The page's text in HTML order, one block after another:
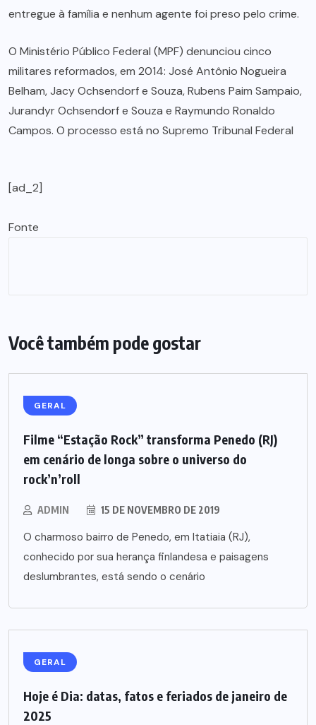
entregue à família e nenhum agente foi preso pelo crime.
O Ministério Público Federal (MPF) denunciou cinco
militares reformados, em 2014: José Antônio Nogueira
Belham, Jacy Ochsendorf e Souza, Rubens Paim Sampaio,
Jurandyr Ochsendorf e Souza e Raymundo Ronaldo
Campos. O processo está no Supremo Tribunal Federal
[ad_2]
Fonte
Você também pode gostar
GERAL
Filme “Estação Rock” transforma Penedo (RJ)
em cenário de longa sobre o universo do
rock’n’roll
ADMIN 15 DE NOVEMBRO DE 2019
O charmoso bairro de Penedo, em Itatiaia (RJ),
conhecido por sua herança finlandesa e paisagens
deslumbrantes, está sendo o cenário
GERAL
Hoje é Dia: datas, fatos e feriados de janeiro de
2025